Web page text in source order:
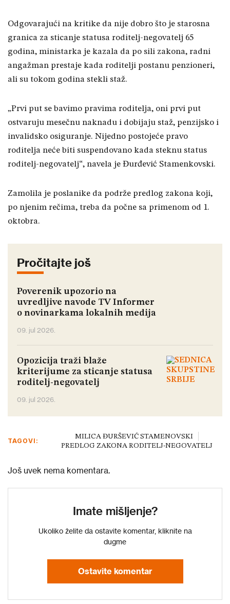
Odgovarajući na kritike da nije dobro što je starosna
granica za sticanje statusa roditelj-negovatelj 65
godina, ministarka je kazala da po sili zakona, radni
angažman prestaje kada roditelji postanu penzioneri,
ali su tokom godina stekli staž.
„Prvi put se bavimo pravima roditelja, oni prvi put
ostvaruju mesečnu naknadu i dobijaju staž, penzijsko i
invalidsko osiguranje. Nijedno postojeće pravo
roditelja neće biti suspendovano kada steknu status
roditelj-negovatelj“, navela je Đurđević Stamenkovski.
Zamolila je poslanike da podrže predlog zakona koji,
po njenim rečima, treba da počne sa primenom od 1.
oktobra.
Pročitajte još
Poverenik upozorio na
uvredljive navode TV Informer
o novinarkama lokalnih medija
09. jul 2026.
Opozicija traži blaže
kriterijume za sticanje statusa
roditelj-negovatelj
09. jul 2026.
TAGOVI:
MILICA ĐURŠEVIĆ STAMENOVSKI
PREDLOG ZAKONA RODITELJ-NEGOVATELJ
Još uvek nema komentara.
Imate mišljenje?
Ukoliko želite da ostavite komentar, kliknite na
dugme
Ostavite komentar